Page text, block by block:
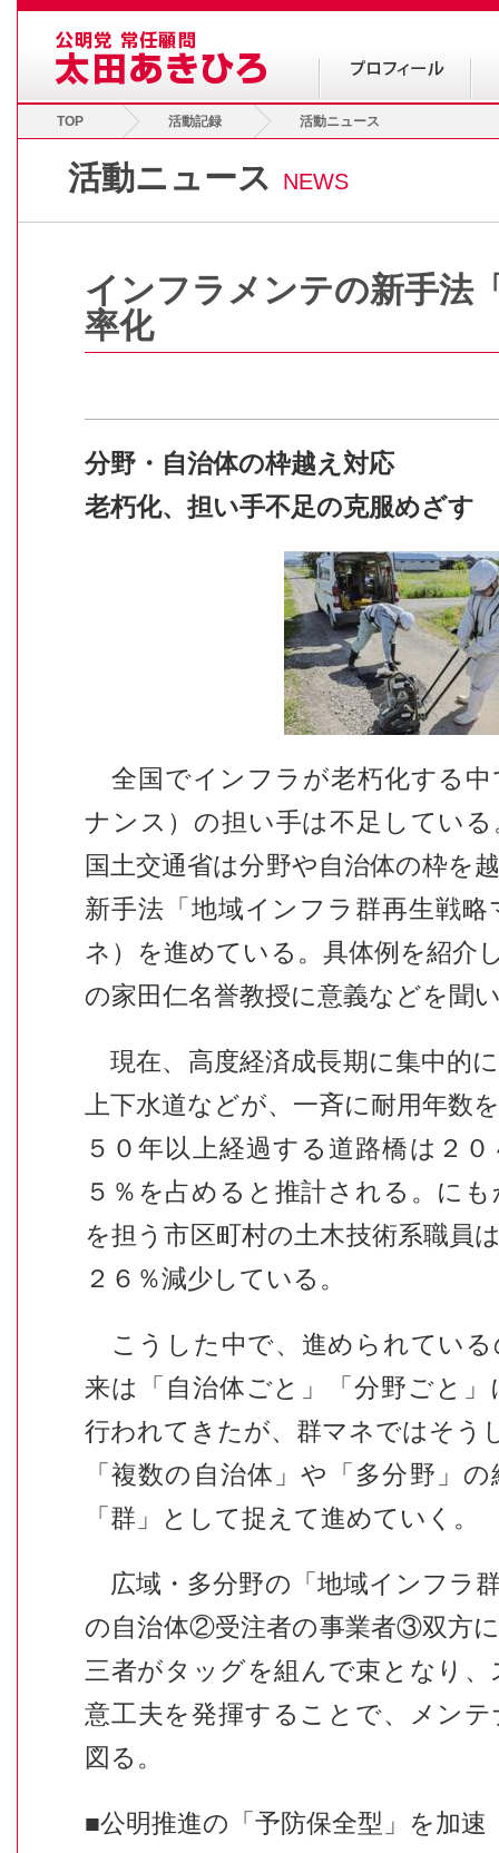
TOP 活動記録 活動ニュース
活動ニュース NEWS
インフラメンテの新手法
率化
分野・自治体の枠越え対応
老朽化、担い手不足の克服めざす
全国でインフラが老朽化する中
ナンス）の担い手は不足してい
国土交通省は分野や自治体の枠を
新手法「地域インフラ群再生戦
ネ）を進めている。具体例を紹介
の家田仁名誉教授に意義などを聞
現在、高度経済成長期に集中的
上下水道などが、一斉に耐用年数
５０年以上経過する道路橋は２
５％を占めると推計される。に
を担う市区町村の土木技術系職員
２６％減少している。
こうした中で、進められている
来は「自治体ごと」「分野ごと
行われてきたが、群マネではそう
「複数の自治体」や「多分野」
「群」として捉えて進めていく。
広域・多分野の「地域インフラ
の自治体②受注者の事業者③双方
三者がタッグを組んで束となり
意工夫を発揮することで、メン
図る。
■公明推進の「予防保全型」を加速